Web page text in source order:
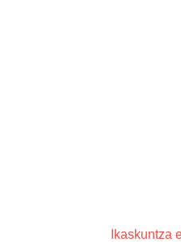
Ikaskuntza